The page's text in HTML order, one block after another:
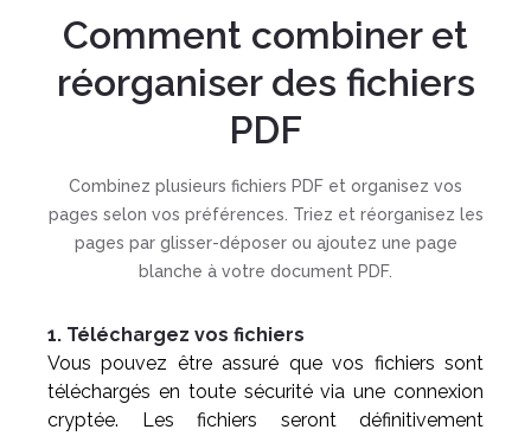
Comment combiner et
réorganiser des fichiers
PDF
Combinez plusieurs fichiers PDF et organisez vos
pages selon vos préférences. Triez et réorganisez les
pages par glisser-déposer ou ajoutez une page
blanche à votre document PDF.
1. Téléchargez vos fichiers
Vous pouvez être assuré que vos fichiers sont
téléchargés en toute sécurité via une connexion
cryptée. Les fichiers seront définitivement